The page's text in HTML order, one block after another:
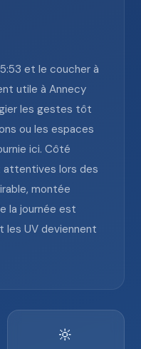
et le coucher à
utile à Annecy
les gestes tôt
ou les espaces
ici. Côté
attentives lors des
montée
la journée est
les UV deviennent
🔆